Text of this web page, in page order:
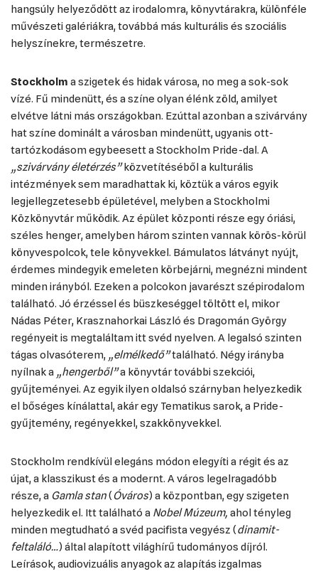
hangsúly helyeződött az irodalomra, könyvtárakra, különféle
művészeti galériákra, továbbá más kulturális és szociális
helyszínekre, természetre.
Stockholm a szigetek és hidak városa, no meg a sok-sok
vízé. Fű mindenütt, és a színe olyan élénk zöld, amilyet
elvétve látni más országokban. Ezúttal azonban a szivárvány
hat színe dominált a városban mindenütt, ugyanis ott-
tartózkodásom egybeesett a Stockholm Pride-dal. A
„szivárvány életérzés”közvetítéséből a kulturális
intézmények sem maradhattak ki, köztük a város egyik
legjellegzetesebb épületével, melyben a Stockholmi
Közkönyvtár működik. Az épület központi része egy óriási,
széles henger, amelyben három szinten vannak körös-körül
könyvespolcok, tele könyvekkel. Bámulatos látványt nyújt,
érdemes mindegyik emeleten körbejárni, megnézni mindent
minden irányból. Ezeken a polcokon javarészt szépirodalom
található. Jó érzéssel és büszkeséggel töltött el, mikor
Nádas Péter, Krasznahorkai László és Dragomán György
regényeit is megtaláltam itt svéd nyelven. A legalsó szinten
tágas olvasóterem, „elmélkedő”található. Négy irányba
nyílnak a „hengerből”a könyvtár további szekciói,
gyűjteményei. Az egyik ilyen oldalsó szárnyban helyezkedik
el bőséges kínálattal, akár egy Tematikus sarok, a Pride-
gyűjtemény, regényekkel, szakkönyvekkel.
Stockholm rendkívül elegáns módon elegyíti a régit és az
újat, a klasszikust és a modernt. A város legelragadóbb
része, a Gamla stan(Óváros) a központban, egy szigeten
helyezkedik el. Itt található a Nobel Múzeum, ahol tényleg
minden megtudható a svéd pacifista vegyész (dinamit-
feltaláló…) által alapított világhírű tudományos díjról.
Leírások, audiovizuális anyagok az alapítás izgalmas